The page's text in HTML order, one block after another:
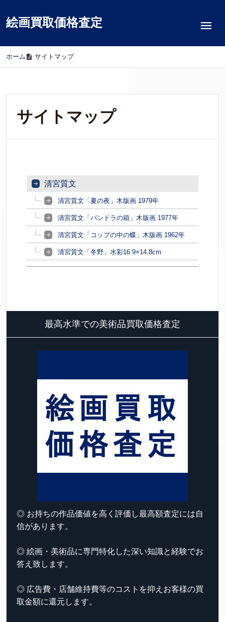
絵画買取価格査定
ホーム / サイトマップ
サイトマップ
清宮質文
清宮質文「夏の夜」木版画 1979年
清宮質文「パンドラの箱」木版画 1977年
清宮質文「コップの中の蝶」木版画 1962年
清宮質文「冬野」水彩16.9×14.8cm
最高水準での美術品買取価格査定
◎ お持ちの作品価値を高く評価し最高額査定には自
信があります。
◎ 絵画・美術品に専門特化した深い知識と経験でお
答え致します。
◎ 広告費・店舗維持費等のコストを抑えお客様の買
取金額に還元します。